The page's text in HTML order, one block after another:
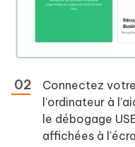
Connectez
l'ordinateur à
le débogage
affichées à